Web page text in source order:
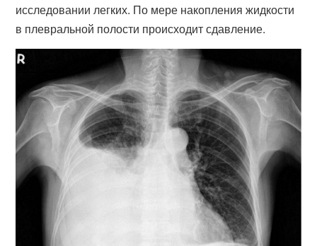
исследовании легких. По мере накопления жидкости
в плевральной полости происходит сдавление.